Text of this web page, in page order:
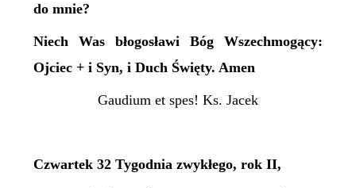
do mnie?
Niech Was błogosławi Bóg Wszechmogący:
Ojciec + i Syn, i Duch Święty. Amen
Gaudium et spes! Ks. Jacek
Czwartek 32 Tygodnia zwykłego, rok II,